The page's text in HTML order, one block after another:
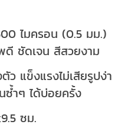
ไมครอน (0.5 มม.)
ชัดเจน สีสวยงาม
แข็งแรงไม่เสียรูปง่า
ซ้ำๆ ได้บ่อยครั้ง
ซม.